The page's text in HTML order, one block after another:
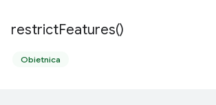
restrictFeatures()
Obietnica